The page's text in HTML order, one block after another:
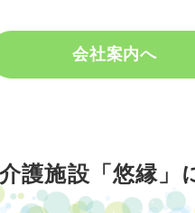
会社案内へ
護施設「悠縁」